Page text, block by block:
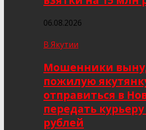
06.08.2026
В Якутии
Мошенники
пожилую
отправиться в
передать
рублей